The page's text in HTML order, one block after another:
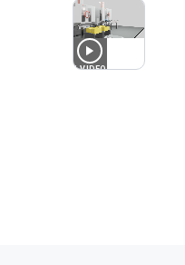
1 VIDEO